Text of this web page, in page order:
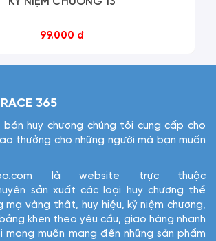
99.000 đ
365
bán huy chương chúng tôi cung cấp cho
thưởng cho những người mà bạn muốn
là website trực thuộc
sản xuất các loại huy chương thể
mạ vàng thật, huy hiệu, kỷ niệm chương,
khen theo yêu cầu, giao hàng nhanh
mong muốn mang đến những sản phẩm